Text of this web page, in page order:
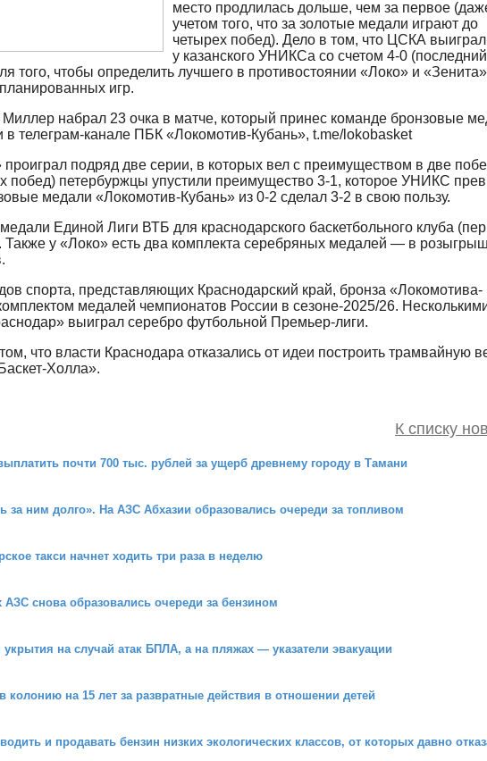
место продлилась дольше, чем за первое
учетом того, что за золотые медали играют до
четырех побед). Дело в том, что ЦСКА
у казанского УНИКСа со счетом 4-0
того, чтобы определить лучшего в противостоянии «Локо» и
игр.
набрал 23 очка в матче, который принес команде бронзовые
телеграм-канале ПБК «Локомотив-Кубань», t.me/lokobasket
проиграл подряд две серии, в которых вел с преимуществом в две
побед) петербуржцы упустили преимущество 3-1, которое УНИКС
медали «Локомотив-Кубань» из 0-2 сделал 3-2 в свою пользу.
Единой Лиги ВТБ для краснодарского баскетбольного клуба
Также у «Локо» есть два комплекта серебряных медалей — в
спорта, представляющих Краснодарский край, бронза «Локомотива-
медалей чемпионатов России в сезоне-2025/26.
выиграл серебро футбольной Премьер-лиги.
что власти Краснодара отказались от идеи построить трамвайную
Холла».
К списку
почти 700 тыс. рублей за ущерб древнему городу в Тамани
за ним долго». На АЗС Абхазии образовались очереди за топливом
такси начнет ходить три раза в неделю
АЗС снова образовались очереди за бензином
на случай атак БПЛА, а на пляжах — указатели эвакуации
колонию на 15 лет за развратные действия в отношении детей
и продавать бензин низких экологических классов, от которых давно